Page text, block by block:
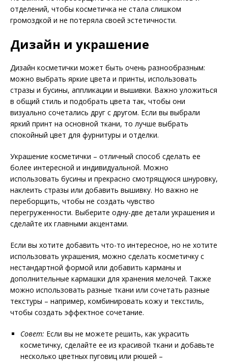
отделений, чтобы косметичка не стала слишком
громоздкой и не потеряла своей эстетичности.
Дизайн и украшение
Дизайн косметички может быть очень разнообразным:
можно выбрать яркие цвета и принты, использовать
стразы и бусины, аппликации и вышивки. Важно уложиться
в общий стиль и подобрать цвета так, чтобы они
визуально сочетались друг с другом. Если вы выбрали
яркий принт на основной ткани, то лучше выбрать
спокойный цвет для фурнитуры и отделки.
Украшение косметички – отличный способ сделать ее
более интересной и индивидуальной. Можно
использовать бусины и прекрасно смотрящуюся шнуровку,
наклеить стразы или добавить вышивку. Но важно не
переборщить, чтобы не создать чувство
перегруженности. Выберите одну-две детали украшения и
сделайте их главными акцентами.
Если вы хотите добавить что-то интересное, но не хотите
использовать украшения, можно сделать косметичку с
нестандартной формой или добавить карманы и
дополнительные кармашки для хранения мелочей. Также
можно использовать разные ткани или сочетать разные
текстуры – например, комбинировать кожу и текстиль,
чтобы создать эффектное сочетание.
Совет: Если вы не можете решить, как украсить
косметичку, сделайте ее из красивой ткани и добавьте
несколько цветных пуговиц или рюшей –